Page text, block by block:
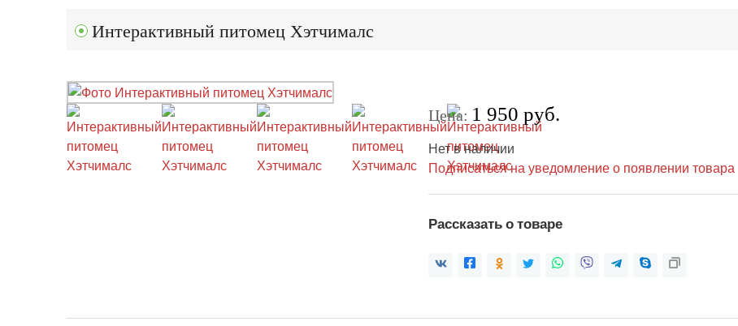
Интерактивный питомец Хэтчималс
Цена: 1 950 руб.
Нет в наличии
Подписаться на уведомление о появлении товара
Рассказать о товаре